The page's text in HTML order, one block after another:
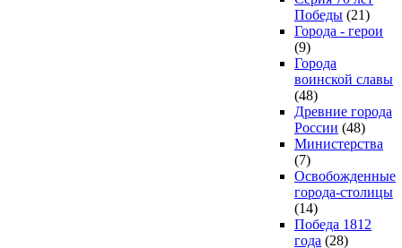
Победы (21)
Города - герои
(9)
Города
воинской славы
(48)
Древние города
России (48)
Министерства
(7)
Освобожденные
города-столицы
(14)
Победа 1812
года (28)